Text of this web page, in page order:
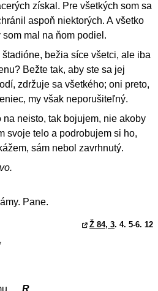
získal. Pre všetkých som sa
aspoň niektorých. A všetko
mal na ňom podiel.
bežia síce všetci, ale iba
Bežte tak, aby ste sa jej
zdržuje sa všetkého; oni preto,
my však neporušiteľný.
neisto, tak bojujem, nie akoby
svoje telo a podrobujem si ho,
sám nebol zavrhnutý.
Pane.
Ž 84, 3. 4. 5-6. 12
R.